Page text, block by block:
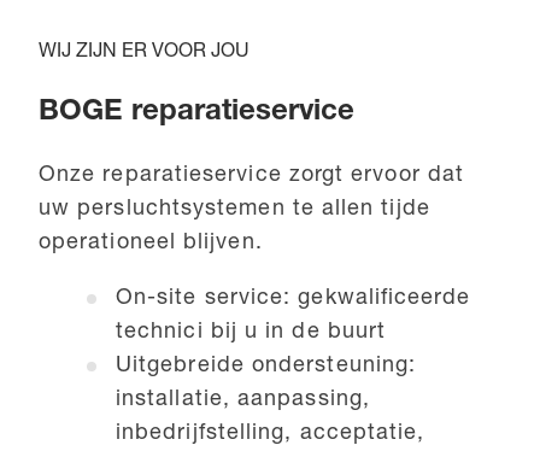
WIJ ZIJN ER VOOR JOU
BOGE reparatieservice
Onze reparatieservice zorgt ervoor dat
uw persluchtsystemen te allen tijde
operationeel blijven.
On-site service: gekwalificeerde
technici bij u in de buurt
Uitgebreide ondersteuning:
installatie, aanpassing,
inbedrijfstelling, acceptatie,